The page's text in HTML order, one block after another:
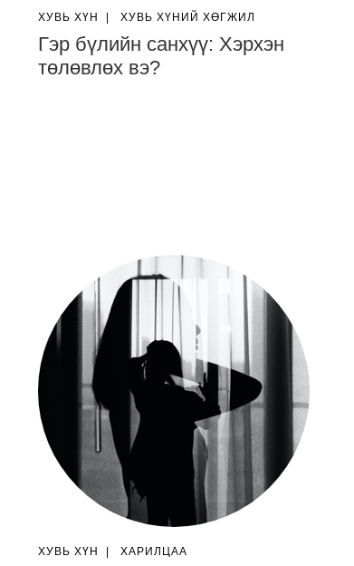
ХУВЬ ХҮН ХУВЬ ХҮНИЙ ХӨГЖИЛ
Гэр бүлийн санхүү: Хэрхэн
төлөвлөх вэ?
ХУВЬ ХҮН ХАРИЛЦАА